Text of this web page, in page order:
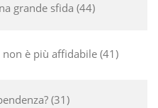
grande sfida 44
è più affidabile 41
31